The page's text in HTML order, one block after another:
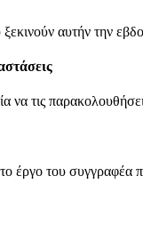
αυτήν την
να τις
έργο του συγγραφέα